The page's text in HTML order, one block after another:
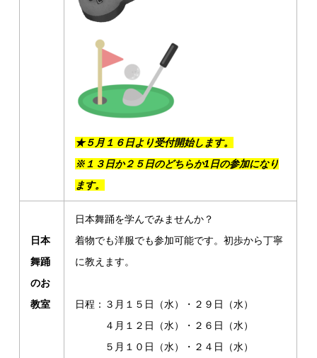
★５月１６日より受付開始します。
※ １３日か２５日のどちらか1日の参加になり
ます。
日本
舞踊
のお
教室
日本舞踊を学んでみませんか？
着物でも洋服でも参加可能です。初歩から丁寧
に教えます。
日程：３月１５日（水）・２９日（水）
４月１２日（水）・２６日（水）
５月１０日（水）・２４日（水）